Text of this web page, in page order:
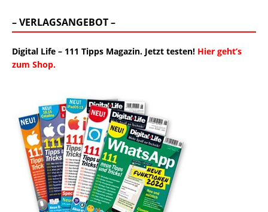
– VERLAGSANGEBOT –
Digital Life – 111 Tipps Magazin. Jetzt testen! Hier geht’s
zum Shop.